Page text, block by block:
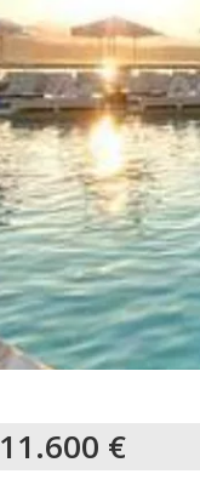
11.600 €